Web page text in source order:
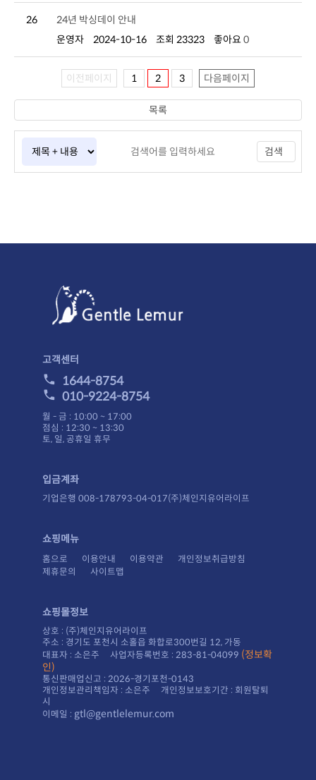
26
24년 박싱데이 안내
운영자
2024-10-16 조회 23323 좋아요 0
이전페이지 1 2 3 다음페이지
검색
목록
고객센터
1644-8754
010-9224-8754
월 - 금 : 10:00 ~ 17:00
점심 : 12:30 ~ 13:30
토, 일, 공휴일 휴무
입금계좌
기업은행 008-178793-04-017(주)체인지유어라이프
쇼핑메뉴
홈으로 이용안내 이용약관
개인정보취급방침
제휴문의
사이트맵
쇼핑몰정보
상호 : (주)체인지유어라이프
주소 : 경기도 포천시 소홀읍 화합로300번길 12, 가동
대표자 : 소은주 사업자등록번호 : 283-81-04099
인)
통신판매업신고 : 2026-경기포천-0143
시
이메일 : gtl@gentlelemur.com